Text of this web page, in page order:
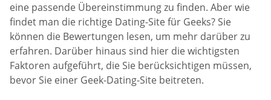
eine passende Übereinstimmung zu finden. Aber wie
findet man die richtige Dating-Site für Geeks? Sie
können die Bewertungen lesen, um mehr darüber zu
erfahren. Darüber hinaus sind hier die wichtigsten
Faktoren aufgeführt, die Sie berücksichtigen müssen,
bevor Sie einer Geek-Dating-Site beitreten.